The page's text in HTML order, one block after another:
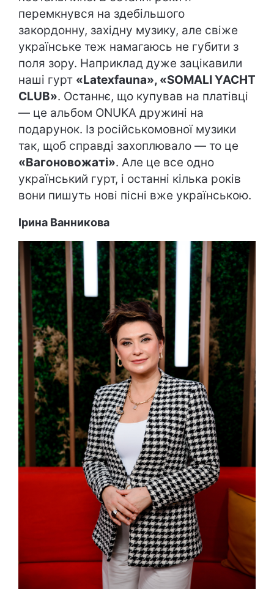
перемкнувся на здебільшого
закордонну, західну музику, але свіже
українське теж намагаюсь не губити з
поля зору. Наприклад дуже зацікавили
наші гурт «Latexfauna», «SOMALI YACHT
CLUB». Останнє, що купував на платівці
— це альбом ONUKA дружині на
подарунок. Із російськомовної музики
так, щоб справді захоплювало — то це
«Вагоновожаті». Але це все одно
український гурт, і останні кілька років
вони пишуть нові пісні вже українською.
Ірина Ванникова